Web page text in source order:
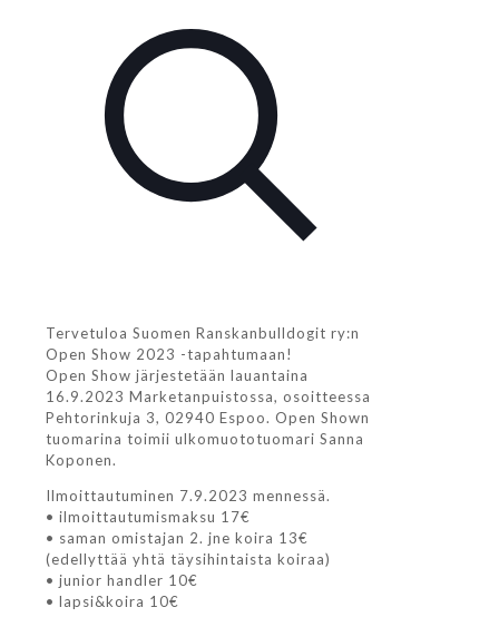
Tervetuloa Suomen Ranskanbulldogit ry:n
Open Show 2023 -tapahtumaan!
Open Show järjestetään lauantaina
16.9.2023 Marketanpuistossa, osoitteessa
Pehtorinkuja 3, 02940 Espoo. Open Shown
tuomarina toimii ulkomuototuomari Sanna
Koponen.
Ilmoittautuminen 7.9.2023 mennessä.
• ilmoittautumismaksu 17€
• saman omistajan 2. jne koira 13€
(edellyttää yhtä täysihintaista koiraa)
• junior handler 10€
• lapsi&koira 10€